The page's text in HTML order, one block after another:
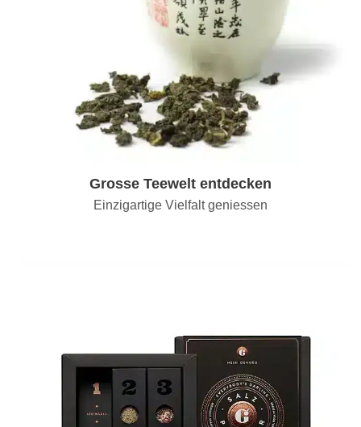
Grosse Teewelt entdecken
Einzigartige Vielfalt geniessen